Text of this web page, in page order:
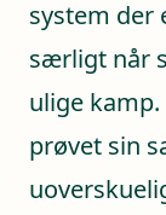
system der
særligt når
ulige
prøvet sin